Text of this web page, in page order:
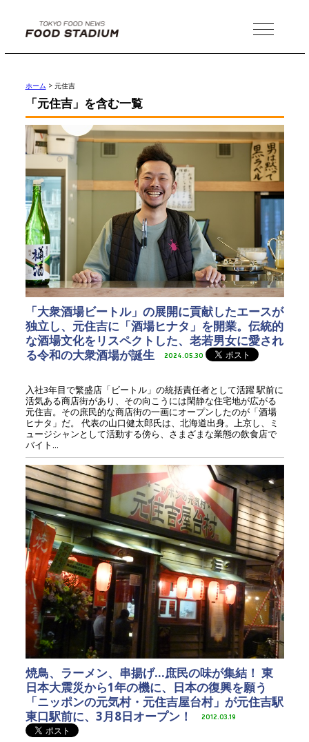
MENU
ホーム > 元住吉
「元住吉」を含む一覧
「大衆酒場ビートル」の展開に貢献したエースが
独立し、元住吉に「酒場ヒナタ」を開業。伝統的
な酒場文化をリスペクトした、老若男女に愛され
る令和の大衆酒場が誕生
2024.05.30
入社3年目で繁盛店「ビートル」の統括責任者として活躍 駅前に
活気ある商店街があり、その向こうには閑静な住宅地が広がる
元住吉。その庶民的な商店街の一画にオープンしたのが「酒場
ヒナタ」だ。 代表の山口健太郎氏は、北海道出身。上京し、ミ
ュージシャンとして活動する傍ら、さまざまな業態の飲食店で
バイト...
焼鳥、ラーメン、串揚げ…庶民の味が集結！ 東
日本大震災から1年の機に、日本の復興を願う
「ニッポンの元気村・元住吉屋台村」が元住吉駅
東口駅前に、3月8日オープン！
2012.03.19